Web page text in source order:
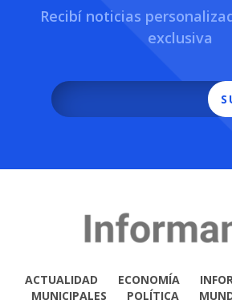
Recibí noticias
exclusiva
ACTUALIDAD ECONOMÍA
MUNICIPALES
POLÍTICA